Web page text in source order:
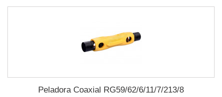
Peladora Coaxial RG59/62/6/11/7/213/8